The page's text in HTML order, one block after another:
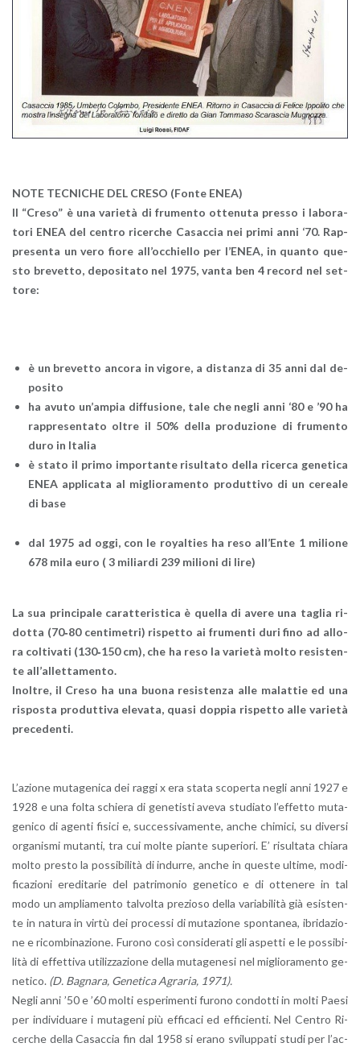
NOTE TEC­NI­CHE DEL CRESO (Fonte ENEA)
Il “Creso” è una va­rie­tà di fru­men­to ot­te­nu­ta pres­so i la­bo­ra­
to­ri ENEA del cen­tro ri­cer­che Ca­sac­cia nei primi anni ‘70. Rap­
pre­sen­ta un vero fiore al­l’oc­chiel­lo per l’E­NEA, in quan­to que­
sto bre­vet­to, de­po­si­ta­to nel 1975, vanta ben 4 re­cord nel set­
to­re:
è un bre­vet­to an­co­ra in vi­go­re, a di­stan­za di 35 anni dal de­
po­si­to
ha avuto un’am­pia dif­fu­sio­ne, tale che negli anni ‘80 e ’90 ha
rap­pre­sen­ta­to oltre il 50% della pro­du­zio­ne di fru­men­to
duro in Ita­lia
è stato il primo im­por­tan­te ri­sul­ta­to della ri­cer­ca ge­ne­ti­ca
ENEA ap­pli­ca­ta al mi­glio­ra­men­to pro­dut­ti­vo di un ce­rea­le
di base
dal 1975 ad oggi, con le royal­ties ha reso al­l’En­te 1 mi­lio­ne
678 mila euro ( 3 mi­liar­di 239 mi­lio­ni di lire)
La sua prin­ci­pa­le ca­rat­te­ri­sti­ca è quel­la di avere una ta­glia ri­
dot­ta (70‐80 cen­ti­me­tri) ri­spet­to ai fru­men­ti duri fino ad al­lo­
ra col­ti­va­ti (130‐150 cm), che ha reso la va­rie­tà molto re­si­sten­
te al­l’al­let­ta­men­to.
Inol­tre, il Creso ha una buona re­si­sten­za alle ma­lat­tie ed una
ri­spo­sta pro­dut­ti­va ele­va­ta, quasi dop­pia ri­spet­to alle va­rie­tà
pre­ce­den­ti.
L’a­zio­ne mu­ta­ge­ni­ca dei raggi x era stata sco­per­ta negli anni 1927 e
1928 e una folta schie­ra di ge­ne­ti­sti aveva stu­dia­to l’ef­fet­to mu­ta­
ge­ni­co di agen­ti fi­si­ci e, suc­ces­si­va­men­te, anche chi­mi­ci, su di­ver­si
or­ga­ni­smi mu­tan­ti, tra cui molte pian­te su­pe­rio­ri. E’ ri­sul­ta­ta chia­ra
molto pre­sto la pos­si­bi­li­tà di in­dur­re, anche in que­ste ul­ti­me, mo­di­
fi­ca­zio­ni ere­di­ta­rie del pa­tri­mo­nio ge­ne­ti­co e di ot­te­ne­re in tal
modo un am­plia­men­to tal­vol­ta pre­zio­so della va­ria­bi­li­tà già esi­sten­
te in na­tu­ra in virtù dei pro­ces­si di mu­ta­zio­ne spon­ta­nea, ibri­da­zio­
ne e ri­com­bi­na­zio­ne. Fu­ro­no così con­si­de­ra­ti gli aspet­ti e le pos­si­bi­
li­tà di ef­fet­ti­va uti­liz­za­zio­ne della mu­ta­ge­ne­si nel mi­glio­ra­men­to ge­
ne­ti­co. (D. Ba­gna­ra, Ge­ne­ti­ca Agra­ria, 1971).
Negli anni ’50 e ’60 molti espe­ri­men­ti fu­ro­no con­dot­ti in molti Paesi
per in­di­vi­dua­re i mu­ta­ge­ni più ef­fi­ca­ci ed ef­fi­cien­ti. Nel Cen­tro Ri­
cer­che della Ca­sac­cia fin dal 1958 si erano svi­lup­pa­ti studi per l’ac­